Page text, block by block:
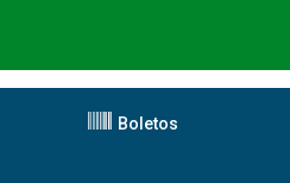
Boletos